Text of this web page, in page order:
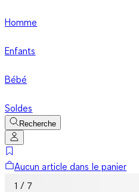
Homme
Enfants
Bébé
Soldes
Recherche
Aucun article dans le panier
1 / 7